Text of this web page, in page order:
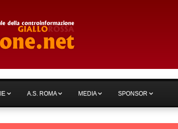
A.S. ROMA MEDIA SPONSOR